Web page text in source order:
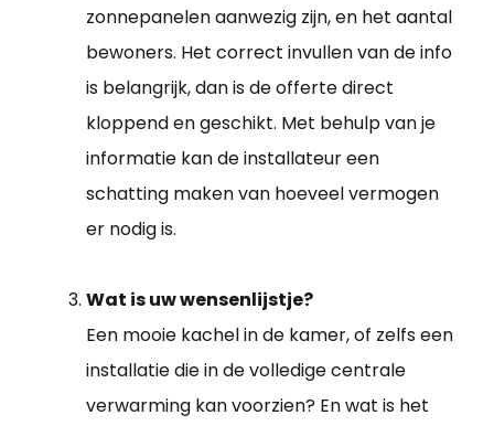
zonnepanelen aanwezig zijn, en het aantal
bewoners. Het correct invullen van de info
is belangrijk, dan is de offerte direct
kloppend en geschikt. Met behulp van je
informatie kan de installateur een
schatting maken van hoeveel vermogen
er nodig is.
Wat is uw wensenlijstje?
Een mooie kachel in de kamer, of zelfs een
installatie die in de volledige centrale
verwarming kan voorzien? En wat is het